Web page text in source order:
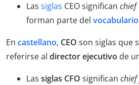
Las siglas CEO significan chief
forman parte del
En castellano, CEO son siglas que
referirse al director ejecutivo de
Las siglas CFO significan